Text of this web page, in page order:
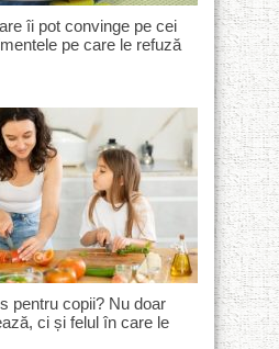
îi pot convinge pe cei
pe care le refuză
pentru copii? Nu doar
ci și felul în care le